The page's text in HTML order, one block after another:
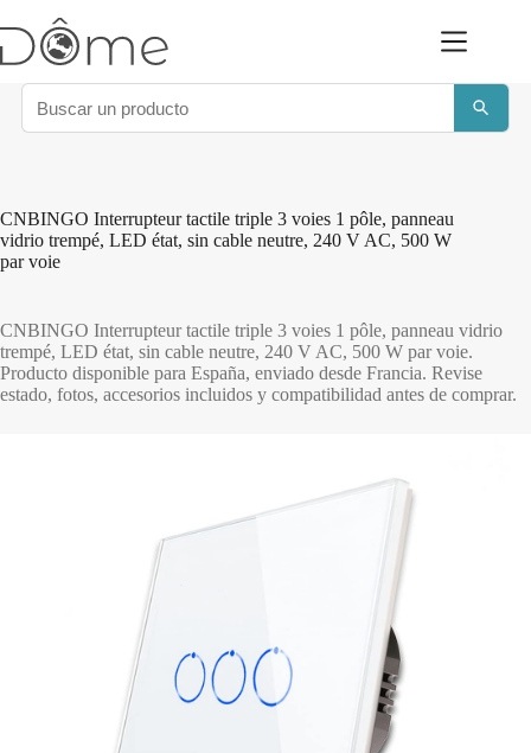
al
contenido
CNBINGO Interrupteur tactile triple 3 voies 1 pôle, panneau
vidrio trempé, LED état, sin cable neutre, 240 V AC, 500 W
par voie
CNBINGO Interrupteur tactile triple 3 voies 1 pôle, panneau vidrio
trempé, LED état, sin cable neutre, 240 V AC, 500 W par voie.
Producto disponible para España, enviado desde Francia. Revise
estado, fotos, accesorios incluidos y compatibilidad antes de comprar.